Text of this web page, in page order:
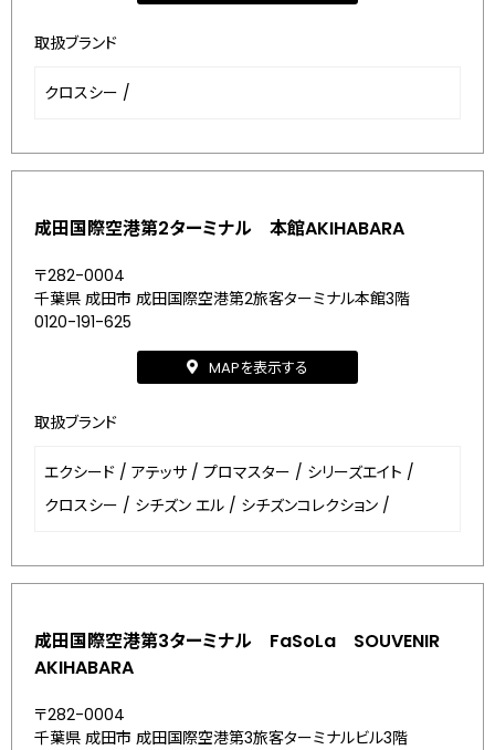
取扱ブランド
クロスシー /
成田国際空港第2ターミナル 本館AKIHABARA
〒282-0004
千葉県 成田市 成田国際空港第2旅客ターミナル本館3階
0120-191-625
MAPを表示する
取扱ブランド
エクシード / アテッサ / プロマスター / シリーズエイト /
クロスシー / シチズン エル / シチズンコレクション /
成田国際空港第3ターミナル FaSoLa SOUVENIR
AKIHABARA
〒282-0004
千葉県 成田市 成田国際空港第3旅客ターミナルビル3階